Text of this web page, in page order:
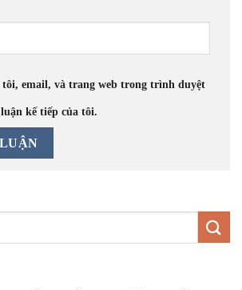
tôi, email, và trang web trong trình duyệt
kế tiếp của tôi.